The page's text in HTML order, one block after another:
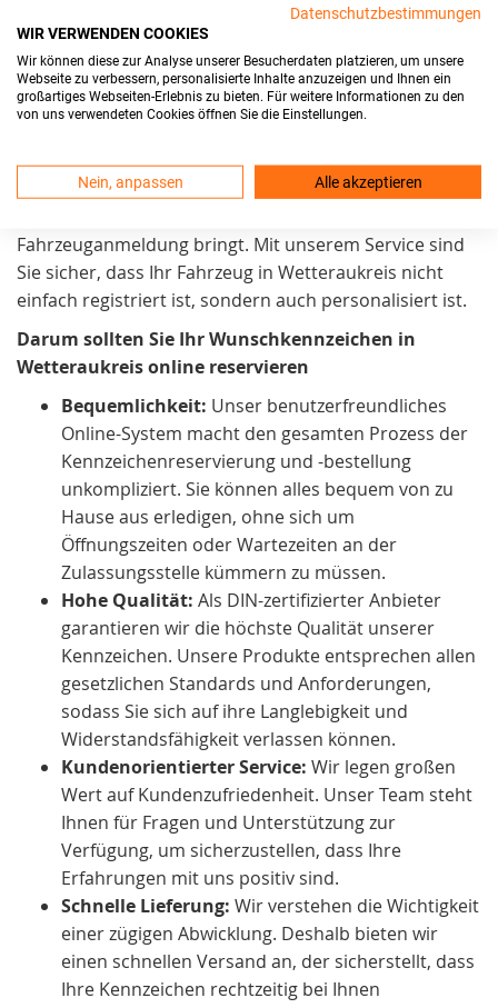
Kundenzufriedenheit und Benutzerfreundlichkeit ein.
Unser Ziel ist es, den
Kennzeichenreservierungsprozessmöglichst einfach
zu gestalten. Daher arbeiten wir kontinuierlich daran,
darauf, in Wetteraukreis einen Service anzubieten, der
praktisch und zeitsparend. Außerdem auch eine
Fahrzeuganmeldung bringt. Mit unserem Service sind
Sie sicher, dass Ihr Fahrzeug in Wetteraukreis nicht
einfach registriert ist, sondern auch personalisiert ist.
Darum sollten Sie Ihr Wunschkennzeichen in
Wetteraukreis online reservieren
Bequemlichkeit: Unser benutzerfreundliches
Online-System macht den gesamten Prozess der
Kennzeichenreservierung und -bestellung
unkompliziert. Sie können alles bequem von zu
Hause aus erledigen, ohne sich um
Öffnungszeiten oder Wartezeiten an der
Zulassungsstelle kümmern zu müssen.
Hohe Qualität: Als DIN-zertifizierter Anbieter
garantieren wir die höchste Qualität unserer
Kennzeichen. Unsere Produkte entsprechen allen
gesetzlichen Standards und Anforderungen,
sodass Sie sich auf ihre Langlebigkeit und
Widerstandsfähigkeit verlassen können.
Kundenorientierter Service: Wir legen großen
Wert auf Kundenzufriedenheit. Unser Team steht
Ihnen für Fragen und Unterstützung zur
Verfügung, um sicherzustellen, dass Ihre
Erfahrungen mit uns positiv sind.
Schnelle Lieferung: Wir verstehen die Wichtigkeit
einer zügigen Abwicklung. Deshalb bieten wir
einen schnellen Versand an, der sicherstellt, dass
Ihre Kennzeichen rechtzeitig bei Ihnen
Datenschutzbestimmungen
WIR VERWENDEN COOKIES
Wir können diese zur Analyse unserer Besucherdaten platzieren, um unsere
Webseite zu verbessern, personalisierte Inhalte anzuzeigen und Ihnen ein
großartiges Webseiten-Erlebnis zu bieten. Für weitere Informationen zu den
von uns verwendeten Cookies öffnen Sie die Einstellungen.
Nein, anpassen Alle akzeptieren